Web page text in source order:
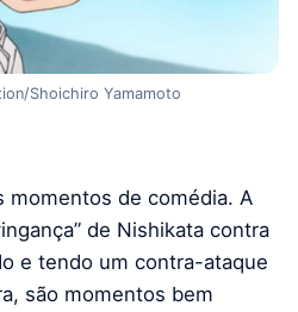
Shoichiro Yamamoto
momentos de comédia. A
de Nishikata contra
e tendo um contra-ataque
são momentos bem